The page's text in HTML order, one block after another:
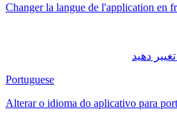
Changer la langue de l'application en
Portuguese
Alterar o idioma do aplicativo para